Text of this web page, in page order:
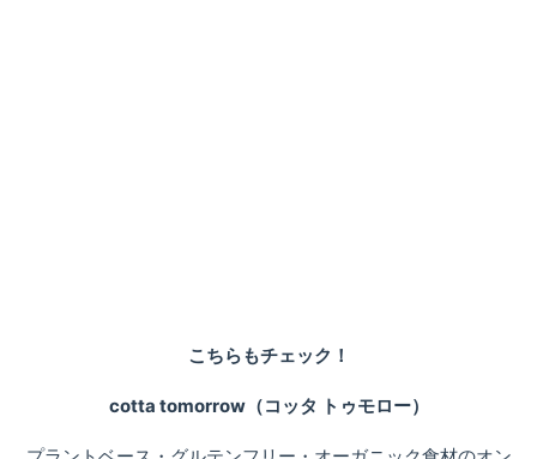
こちらもチェック！
cotta tomorrow（コッタ トゥモロー）